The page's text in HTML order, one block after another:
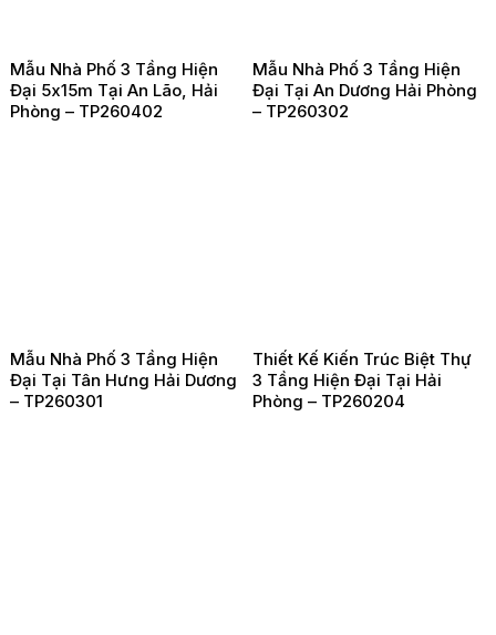
Mẫu Nhà Phố 3 Tầng Hiện
Đại 5x15m Tại An Lão, Hải
Phòng – TP260402
Mẫu Nhà Phố 3 Tầng Hiện
Đại Tại An Dương Hải Phòng
– TP260302
Mẫu Nhà Phố 3 Tầng Hiện
Đại Tại Tân Hưng Hải Dương
– TP260301
Thiết Kế Kiến Trúc Biệt Thự
3 Tầng Hiện Đại Tại Hải
Phòng – TP260204